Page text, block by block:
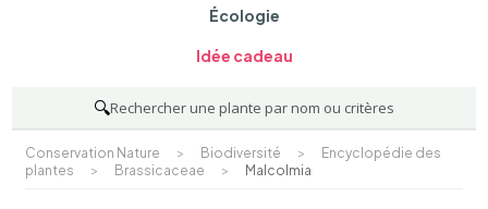
Écologie
Idée cadeau
🔍Rechercher une plante par nom ou critères
Conservation Nature > Biodiversité >
Encyclopédie des
plantes
> Brassicaceae > Malcolmia